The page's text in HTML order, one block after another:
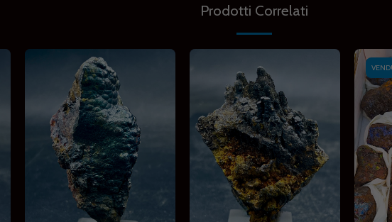
Prodotti Correlati